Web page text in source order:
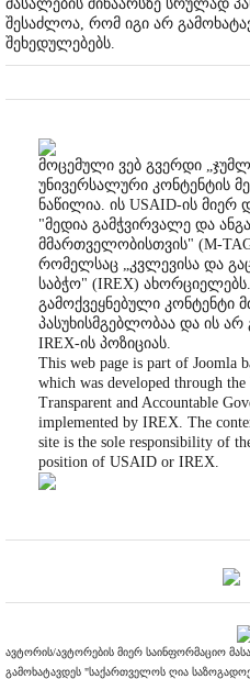
მასალების შინაარსზე სრულად
შესაძლოა, რომ იგი არ
შეხედულებებს.
მოცემული ვებ გვერდი
უნივერსალური კონტენტის
ნაწილია. ის USAID-ის
"მედია გამჭვირვალე და
მმართველობისთვის" (M-
რომელსაც „კვლევისა და
საბჭო" (IREX) ახორციელებს.
გამოქვეყნებული კონტენტი
პასუხისმგებლობაა და ის არ
IREX-ის პოზიციას.
This web page is part of Joomla
which was developed through
Transparent and Accountable
implemented by IREX. The
site is the sole responsibility of
position of USAID or IREX.
ავტორის/ავტორების მიერ საინფორმაციო
გამოხატავდეს "საქართველოს ღია